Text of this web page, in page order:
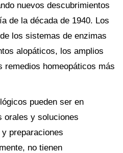
nuevos descubrimientos
de la década de 1940. Los
los sistemas de enzimas
alopáticos, los amplios
remedios homeopáticos más
pueden ser en
orales y soluciones
preparaciones
no tienen